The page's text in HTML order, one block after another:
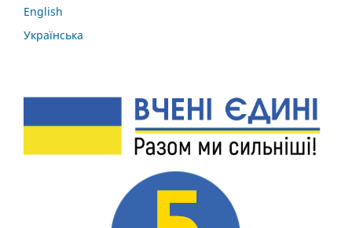
English
Українська